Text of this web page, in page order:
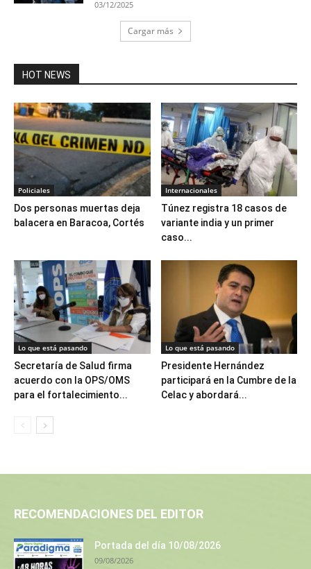
03/12/2025
Cargar más
HOT NEWS
Policiales
Dos personas muertas deja
balacera en Baracoa, Cortés
Internacionales
Túnez registra 18 casos de
variante india y un primer
caso...
Lo que está pasando
Secretaría de Salud firma
acuerdo con la OPS/OMS
para el fortalecimiento...
Lo que está pasando
Presidente Hernández
participará en la Cumbre de la
Celac y abordará...
RECOMENDACIONES DEL EDITOR
Portada del día 10/08/2026
09/08/2026